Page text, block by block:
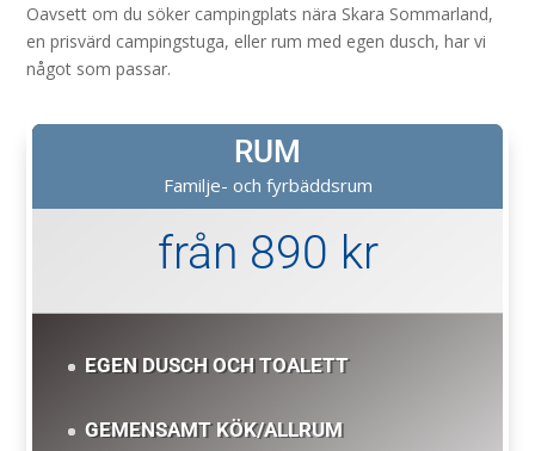
Oavsett om du söker campingplats nära Skara Sommarland,
en prisvärd campingstuga, eller rum med egen dusch, har vi
något som passar.
RUM
Familje- och fyrbäddsrum
från 890 kr
EGEN DUSCH OCH TOALETT
GEMENSAMT KÖK/ALLRUM